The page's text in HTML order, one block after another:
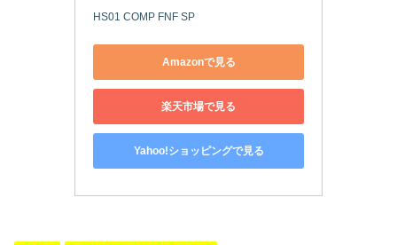
HS01 COMP FNF SP
Amazonで見る
楽天市場で見る
Yahoo!ショッピングで見る